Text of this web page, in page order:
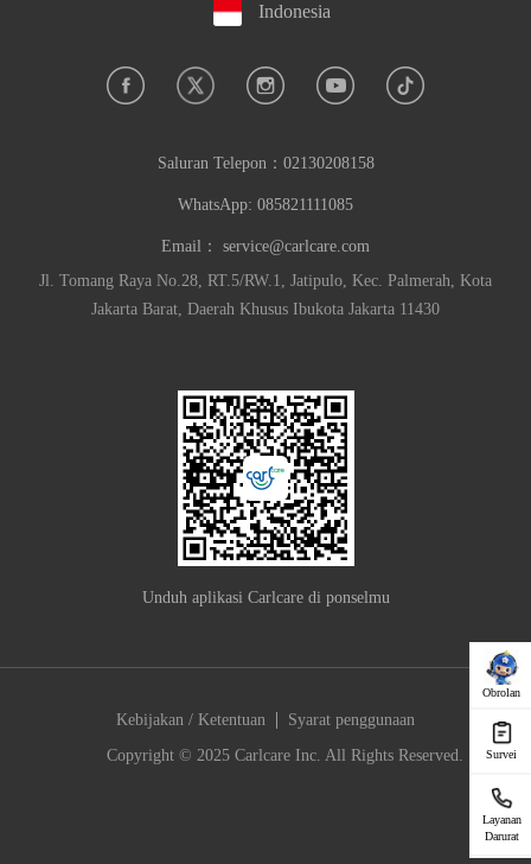
Obrolan
Survei
Layanan
Darurat
Indonesia
Saluran Telepon： 02130208158
WhatsApp: 085821111085
Email： service@carlcare.com
Jl. Tomang Raya No.28, RT.5/RW.1, Jatipulo, Kec. Palmerah, Kota
Jakarta Barat, Daerah Khusus Ibukota Jakarta 11430
Unduh aplikasi Carlcare di ponselmu
Kebijakan / Ketentuan |
Syarat penggunaan
Copyright © 2025 Carlcare Inc. All Rights Reserved.